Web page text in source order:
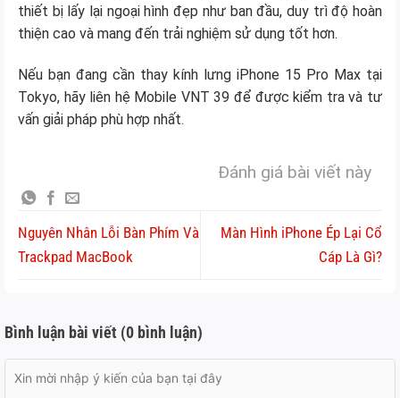
thiết bị lấy lại ngoại hình đẹp như ban đầu, duy trì độ hoàn
thiện cao và mang đến trải nghiệm sử dụng tốt hơn.
Nếu bạn đang cần thay kính lưng iPhone 15 Pro Max tại
Tokyo, hãy liên hệ Mobile VNT 39 để được kiểm tra và tư
vấn giải pháp phù hợp nhất.
Đánh giá bài viết này
Nguyên Nhân Lỗi Bàn Phím Và
Trackpad MacBook
Màn Hình iPhone Ép Lại Cổ
Cáp Là Gì?
Bình luận bài viết (0 bình luận)